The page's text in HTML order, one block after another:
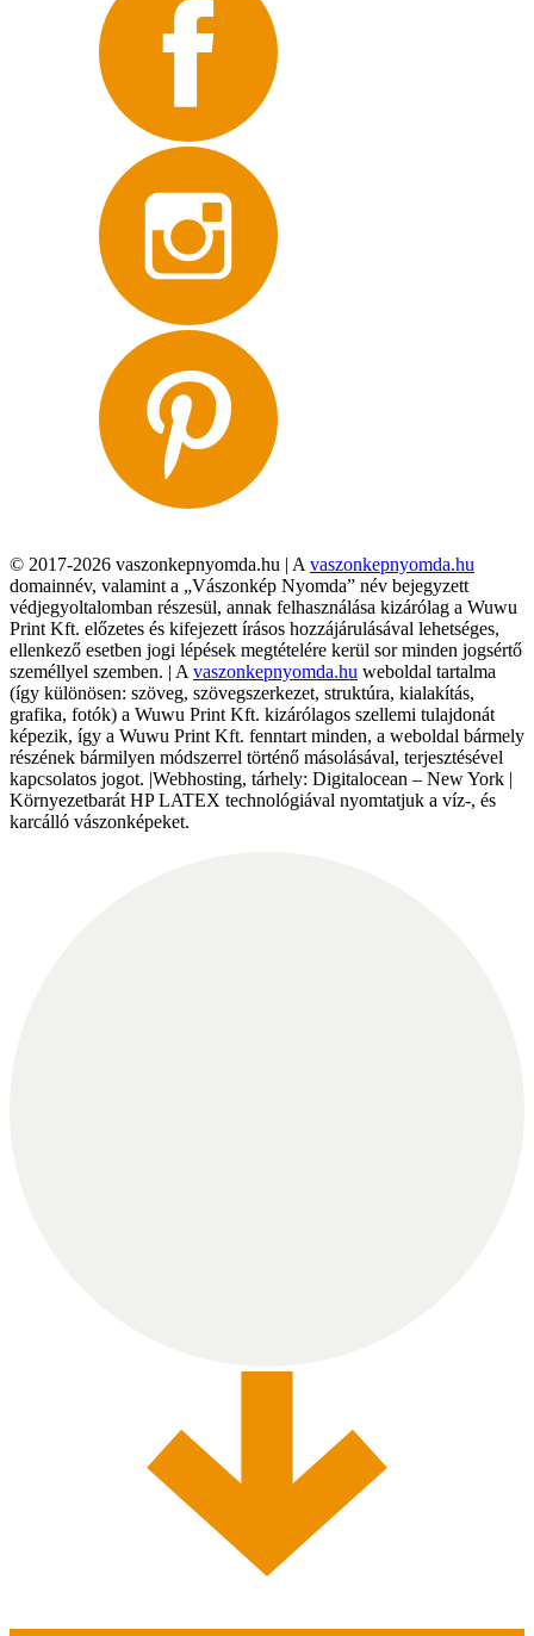
© 2017-2026 vaszonkepnyomda.hu | A vaszonkepnyomda.hu
domainnév, valamint a „Vászonkép Nyomda” név bejegyzett
védjegyoltalomban részesül, annak felhasználása kizárólag a Wuwu
Print Kft. előzetes és kifejezett írásos hozzájárulásával lehetséges,
ellenkező esetben jogi lépések megtételére kerül sor minden jogsértő
személlyel szemben. | A vaszonkepnyomda.hu weboldal tartalma
(így különösen: szöveg, szövegszerkezet, struktúra, kialakítás,
grafika, fotók) a Wuwu Print Kft. kizárólagos szellemi tulajdonát
képezik, így a Wuwu Print Kft. fenntart minden, a weboldal bármely
részének bármilyen módszerrel történő másolásával, terjesztésével
kapcsolatos jogot. |Webhosting, tárhely: Digitalocean – New York |
Környezetbarát HP LATEX technológiával nyomtatjuk a víz-, és
karcálló vászonképeket.